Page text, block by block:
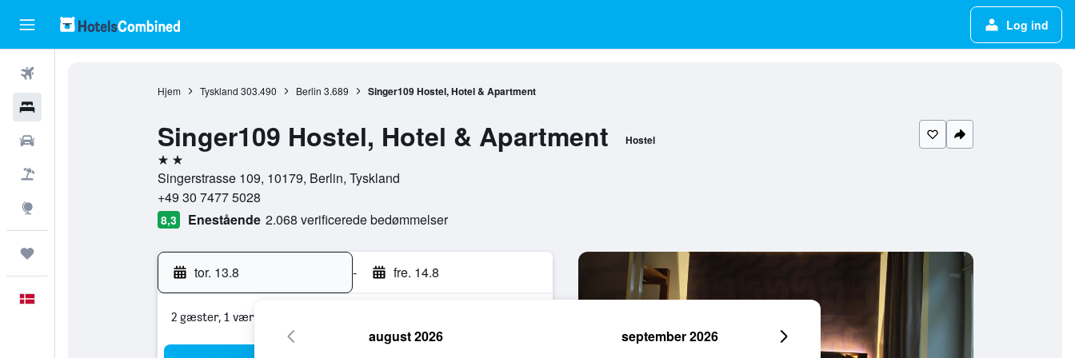
Log ind
Hjem Tyskland 303.490 Berlin 3.689 Singer109 Hostel, Hotel & Apartment
Singer109 Hostel, Hotel & Apartment Hostel
2 stjerner
Singerstrasse 109, 10179, Berlin, Tyskland
+49 30 7477 5028
8,3 Enestående 2.068 verificerede bedømmelser
tor. 13.8 - fre. 14.8
2 gæster, 1 værelse
august 2026 september 2026